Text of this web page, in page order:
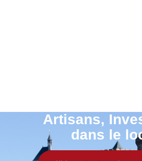
Artisans,
dans le